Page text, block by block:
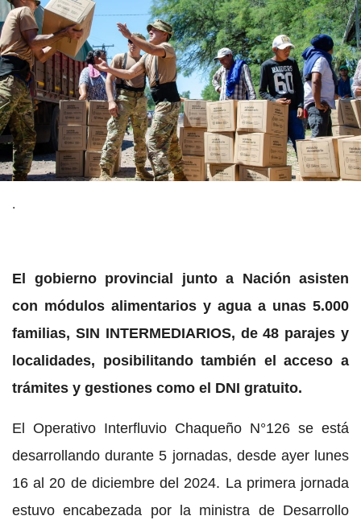
.
El gobierno provincial junto a Nación asisten
con módulos alimentarios y agua a unas 5.000
familias, SIN INTERMEDIARIOS, de 48 parajes y
localidades, posibilitando también el acceso a
trámites y gestiones como el DNI gratuito.
El Operativo Interfluvio Chaqueño N°126 se está
desarrollando durante 5 jornadas, desde ayer lunes
16 al 20 de diciembre del 2024. La primera jornada
estuvo encabezada por la ministra de Desarrollo